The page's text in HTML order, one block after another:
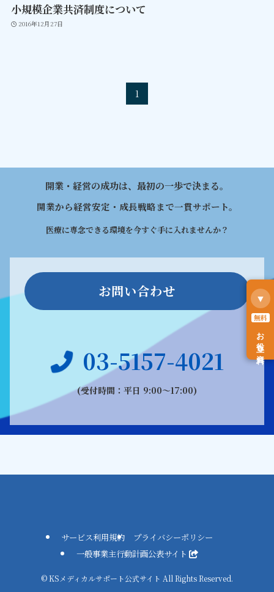
小規模企業共済制度について
2016年12月27日
1
開業・経営の成功は、最初の一歩で決まる。
開業から経営安定・成長戦略まで一貫サポート。
医療に専念できる環境を今すぐ手に入れませんか？
お問い合わせ
03-5157-4021
(受付時間：平日 9:00〜17:00)
サービス利用規約
プライバシーポリシー
一般事業主行動計画公表サイト
©KSメディカルサポート公式サイト All Rights Reserved.
▼
無料
お役立ち資料